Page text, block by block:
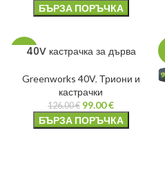
БЪРЗА ПОРЪЧКА
-21%40V кастрачка за дърва
Greenworks 40V, Триони и
кастрачки
126.00€ 99.00€
БЪРЗА ПОРЪЧКА